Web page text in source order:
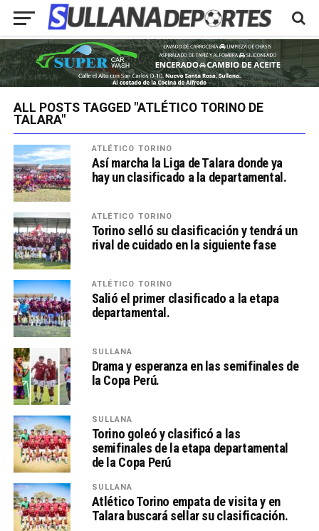
ALL POSTS TAGGED "ATLÉTICO TORINO DE
TALARA"
ATLÉTICO TORINO
Así marcha la Liga de Talara donde ya
hay un clasificado a la departamental.
ATLÉTICO TORINO
Torino selló su clasificación y tendrá un
rival de cuidado en la siguiente fase
ATLÉTICO TORINO
Salió el primer clasificado a la etapa
departamental.
SULLANA
Drama y esperanza en las semifinales de
la Copa Perú.
SULLANA
Torino goleó y clasificó a las
semifinales de la etapa departamental
de la Copa Perú
SULLANA
Atlético Torino empata de visita y en
Talara buscará sellar su clasificación.